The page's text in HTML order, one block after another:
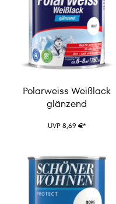
Polarweiss Weißlack
glänzend
UVP 8,69 €*